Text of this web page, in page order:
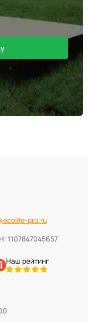
pro.ru
1107847045657
Наш рейтинг